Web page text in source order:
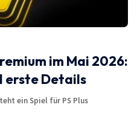
im Mai 2026:
erste Details
ein Spiel für PS Plus